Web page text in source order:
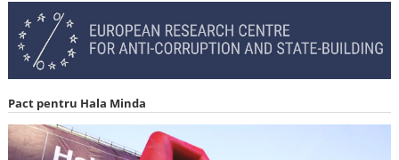
Pact pentru Hala Minda